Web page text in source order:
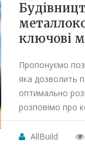
ключові
Пропонуємо
яка дозволить
оптимально
розповімо про
AllBuild